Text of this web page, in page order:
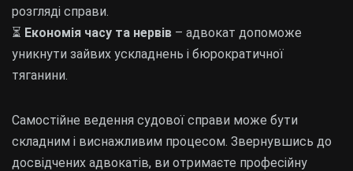
розгляді справи.
⏳ Економія часу та нервів – адвокат допоможе
уникнути зайвих ускладнень і бюрократичної
тяганини.
Самостійне ведення судової справи може бути
складним і виснажливим процесом. Звернувшись до
досвідчених адвокатів, ви отримаєте професійну